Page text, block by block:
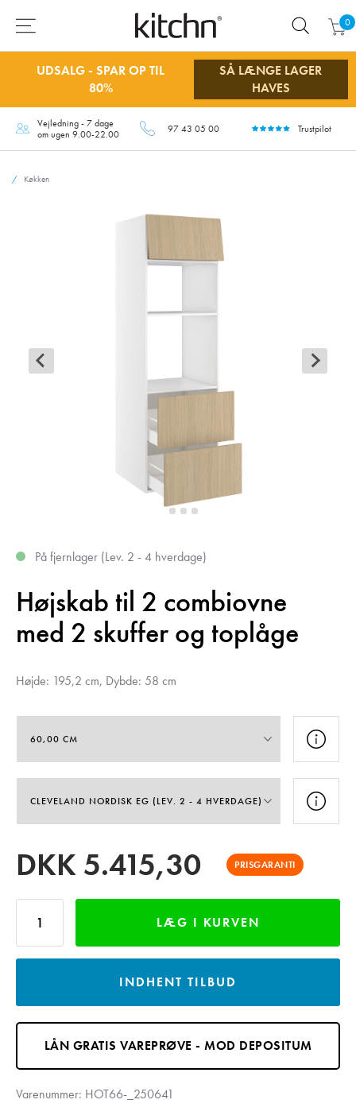
0
UDSALG - SPAR OP TIL
80%
SÅ LÆNGE LAGER
HAVES
Vejledning - 7 dage
om ugen 9.00-22.00
97 43 05 00 Trustpilot
Køkken
På fjernlager (Lev. 2 - 4 hverdage)
Højskab til 2 combiovne
med 2 skuffer og toplåge
Højde: 195,2 cm, Dybde: 58 cm
DKK 5.415,30 PRISGARANTI
LÆG I KURVEN
INDHENT TILBUD
LÅN GRATIS VAREPRØVE - MOD DEPOSITUM
Varenummer: HOT66-_250641